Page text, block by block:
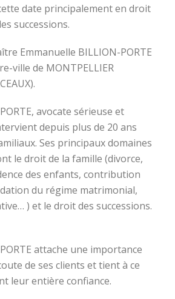
date principalement en droit
successions.
Emmanuelle BILLION-PORTE
ville de MONTPELLIER
avocate sérieuse et
depuis plus de 20 ans
Ses principaux domaines
le droit de la famille (divorce,
des enfants, contribution
du régime matrimonial,
) et le droit des successions.
attache une importance
de ses clients et tient à ce
leur entière confiance.